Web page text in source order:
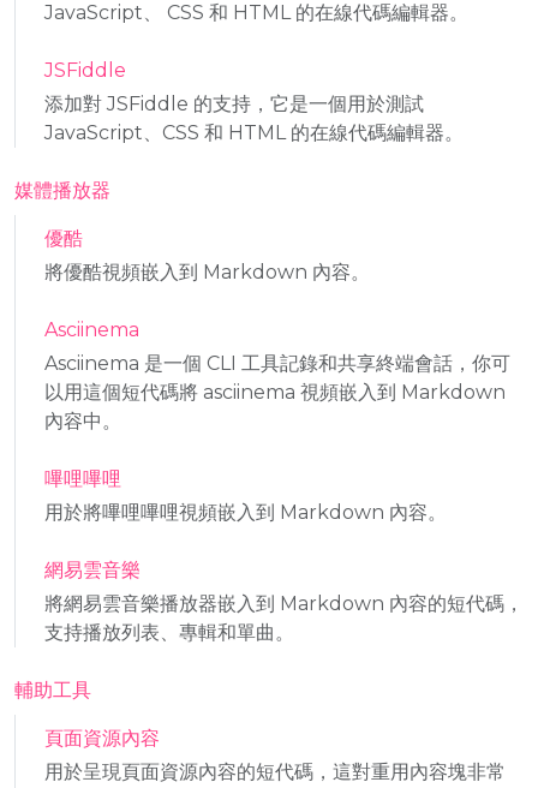
JavaScript、 CSS 和 HTML 的在線代碼編輯器。
JSFiddle
添加對 JSFiddle 的支持，它是一個用於測試
JavaScript、CSS 和 HTML 的在線代碼編輯器。
媒體播放器
優酷
將優酷視頻嵌入到 Markdown 內容。
Asciinema
Asciinema 是一個 CLI 工具記錄和共享終端會話，你可
以用這個短代碼將 asciinema 視頻嵌入到 Markdown
內容中。
嗶哩嗶哩
用於將嗶哩嗶哩視頻嵌入到 Markdown 內容。
網易雲音樂
將網易雲音樂播放器嵌入到 Markdown 內容的短代碼，
支持播放列表、專輯和單曲。
輔助工具
頁面資源內容
用於呈現頁面資源內容的短代碼，這對重用內容塊非常